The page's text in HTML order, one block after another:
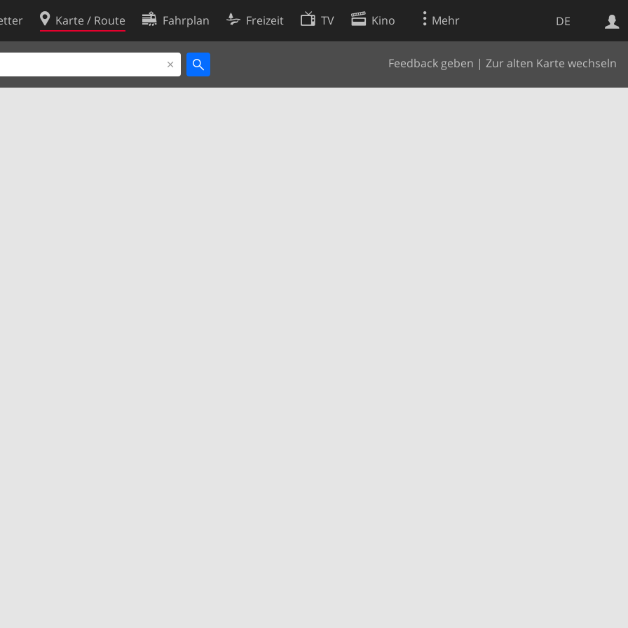
DE
Karte / Route Fahrplan Freizeit TV Kino Mehr
Feedback geben | Zur alten Karte wechseln
Websuche
Cookie-Richtlinie
Cookie-Einstellungen